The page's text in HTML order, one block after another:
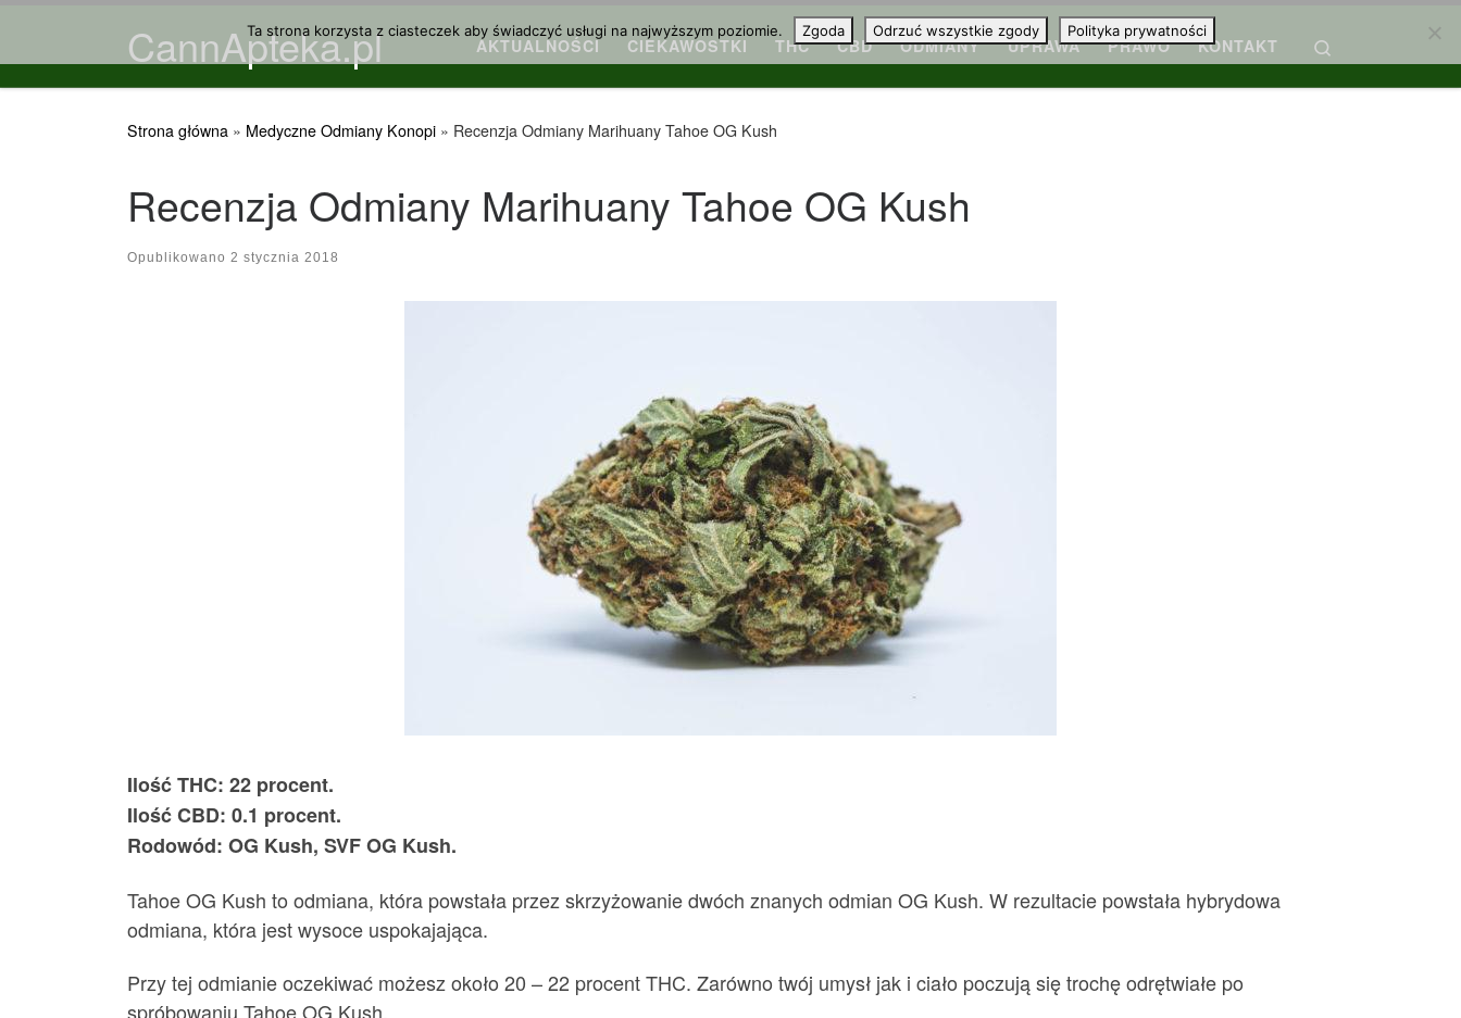
Przejdź do treściCannApteka.pl AKTUALNOŚCI CIEKAWOSTKI THC CBD ODMIANY UPRAWA PRAWO KONTAKT
Strona główna » Medyczne Odmiany Konopi » Recenzja Odmiany Marihuany Tahoe OG Kush
Recenzja Odmiany Marihuany Tahoe OG Kush
Opublikowano 2 stycznia 2018
Ilość THC: 22 procent.
Ilość CBD: 0.1 procent.
Rodowód: OG Kush, SVF OG Kush.
Tahoe OG Kush to odmiana, która powstała przez skrzyżowanie dwóch znanych odmian OG Kush. W rezultacie powstała hybrydowa
odmiana, która jest wysoce uspokajająca.
Przy tej odmianie oczekiwać możesz około 20 – 22 procent THC. Zarówno twój umysł jak i ciało poczują się trochę odrętwiałe po
spróbowaniu Tahoe OG Kush.
Ta strona korzysta z ciasteczek aby świadczyć usługi na najwyższym poziomie. Zgoda Odrzuć wszystkie zgody Polityka prywatności